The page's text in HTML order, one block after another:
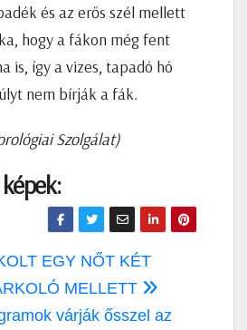
és az erős szél mellett
hogy a fákon még fent
is, így a vizes, tapadó hó
nem bírják a fák.
Szolgálat)
EGY NŐT KÉT
MELLETT
várják ősszel az